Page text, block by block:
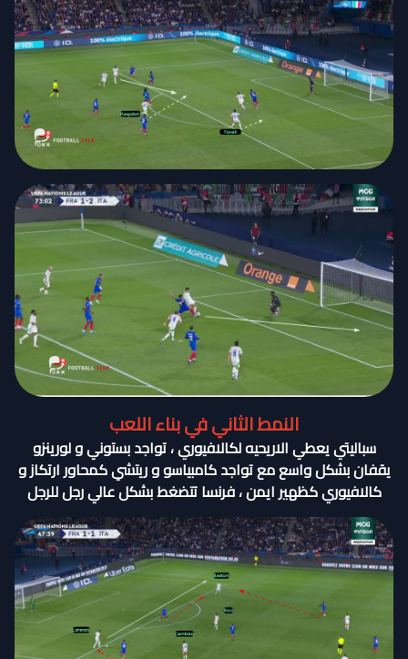
النمط الثاني في بناء اللعب
سباليتي يعطي الاريحيه لكالافيوري ، تواجد بستوني و لورينزو
يقفان بشكل واسع مع تواجد كامبياسو و ريتشي كمحاور ارتكاز و
كالافيوري كظهير ايمن ، فرنسا تتضغط بشكل عالي رجل للرجل